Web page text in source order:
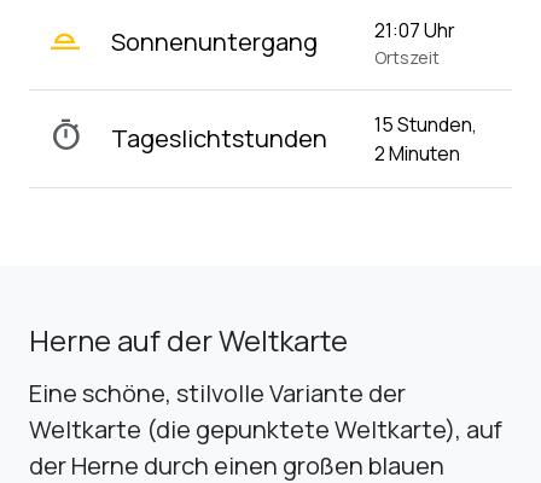
wb_twilight_2 Sonnenuntergang 21:07 Uhr
Ortszeit
timer Tageslichtstunden
15 Stunden,
2 Minuten
Herne auf der Weltkarte
Eine schöne, stilvolle Variante der
Weltkarte (die gepunktete Weltkarte), auf
der Herne durch einen großen blauen